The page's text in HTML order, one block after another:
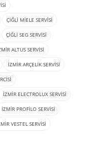
ÇIĞLI MIELE SERVISI
ÇIĞLI SEG SERVISI
ALTUS SERVISI
İZMIR ARÇELIK SERVISI
İZMIR ELECTROLUX SERVISI
İZMIR PROFILO SERVISI
VESTEL SERVISI